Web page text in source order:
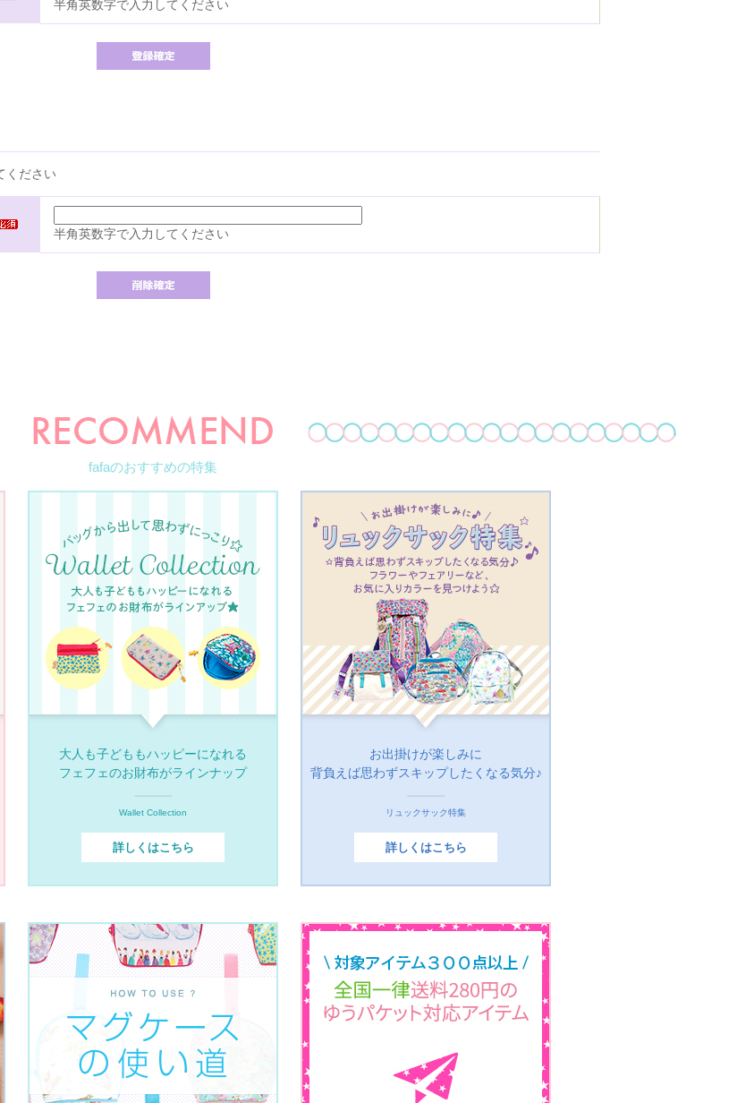
半角英数字で入力してください
ください
半角英数字で入力してください
fafaのおすすめの特集
大人も子どももハッピーになれる
フェフェのお財布がラインナップ
Wallet Collection
詳しくはこちら
お出掛けが楽しみに
背負えば思わずスキップしたくなる気分♪
リュックサック特集
詳しくはこちら